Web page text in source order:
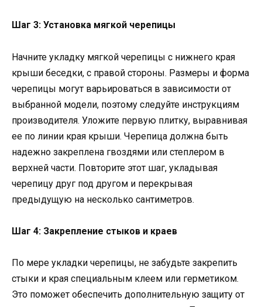
Шаг 3: Установка мягкой черепицы
Начните укладку мягкой черепицы с нижнего края
крыши беседки, с правой стороны. Размеры и форма
черепицы могут варьироваться в зависимости от
выбранной модели, поэтому следуйте инструкциям
производителя. Уложите первую плитку, выравнивая
ее по линии края крыши. Черепица должна быть
надежно закреплена гвоздями или степлером в
верхней части. Повторите этот шаг, укладывая
черепицу друг под другом и перекрывая
предыдущую на несколько сантиметров.
Шаг 4: Закрепление стыков и краев
По мере укладки черепицы, не забудьте закрепить
стыки и края специальным клеем или герметиком.
Это поможет обеспечить дополнительную защиту от